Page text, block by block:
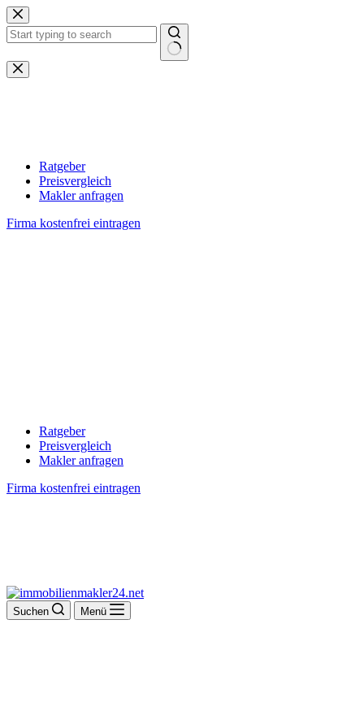
Zum
Inhalt
springen
Keine
Ergebnisse
Ratgeber
Preisvergleich
Makler anfragen
Firma kostenfrei eintragen
Ratgeber
Preisvergleich
Makler anfragen
Firma kostenfrei eintragen
Suchen Menü